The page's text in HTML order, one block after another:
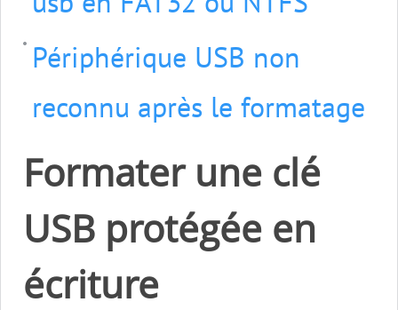
Périphérique USB non
reconnu après le formatage
Formater une clé
USB protégée en
écriture